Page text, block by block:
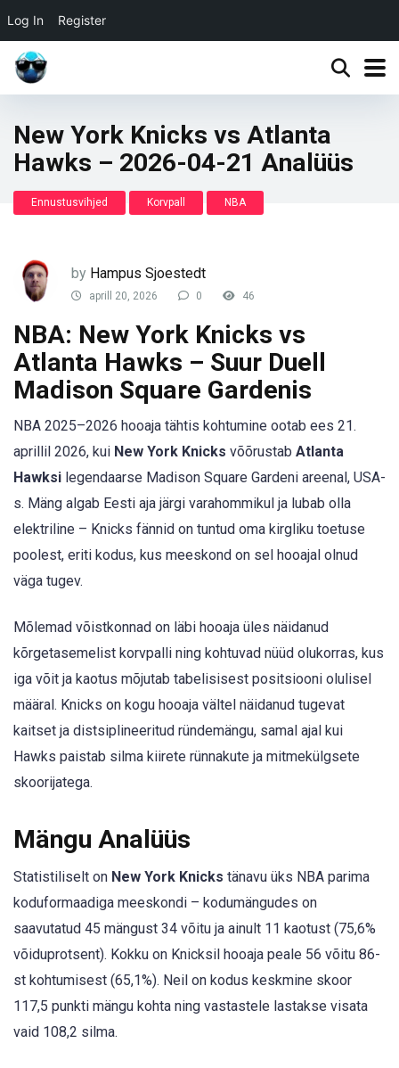
Log In Register
New York Knicks vs Atlanta
Hawks – 2026-04-21 Analüüs
Ennustusvihjed Korvpall NBA
by Hampus Sjoestedt
aprill 20, 2026 0 46
NBA: New York Knicks vs
Atlanta Hawks – Suur Duell
Madison Square Gardenis
NBA 2025–2026 hooaja tähtis kohtumine ootab ees 21.
aprillil 2026, kui New York Knicks võõrustab Atlanta
Hawksi legendaarse Madison Square Gardeni areenal, USA-
s. Mäng algab Eesti aja järgi varahommikul ja lubab olla
elektriline – Knicks fännid on tuntud oma kirgliku toetuse
poolest, eriti kodus, kus meeskond on sel hooajal olnud
väga tugev.
Mõlemad võistkonnad on läbi hooaja üles näidanud
kõrgetasemelist korvpalli ning kohtuvad nüüd olukorras, kus
iga võit ja kaotus mõjutab tabelisisest positsiooni olulisel
määral. Knicks on kogu hooaja vältel näidanud tugevat
kaitset ja distsiplineeritud ründemängu, samal ajal kui
Hawks paistab silma kiirete rünnakute ja mitmekülgsete
skoorijatega.
Mängu Analüüs
Statistiliselt on New York Knicks tänavu üks NBA parima
koduformaadiga meeskondi – kodumängudes on
saavutatud 45 mängust 34 võitu ja ainult 11 kaotust (75,6%
võiduprotsent). Kokku on Knicksil hooaja peale 56 võitu 86-
st kohtumisest (65,1%). Neil on kodus keskmine skoor
117,5 punkti mängu kohta ning vastastele lastakse visata
vaid 108,2 silma.